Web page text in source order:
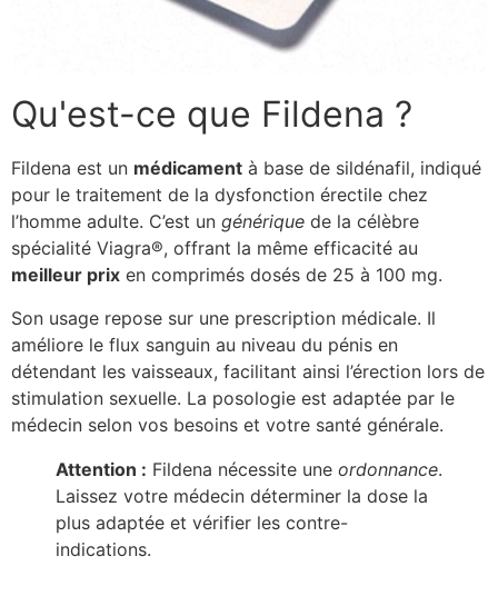
Qu'est-ce que Fildena ?
Fildena est un médicament à base de sildénafil, indiqué
pour le traitement de la dysfonction érectile chez
l’homme adulte. C’est un générique de la célèbre
spécialité Viagra®, offrant la même efficacité au
meilleur prix en comprimés dosés de 25 à 100 mg.
Son usage repose sur une prescription médicale. Il
améliore le flux sanguin au niveau du pénis en
détendant les vaisseaux, facilitant ainsi l’érection lors de
stimulation sexuelle. La posologie est adaptée par le
médecin selon vos besoins et votre santé générale.
Attention : Fildena nécessite une ordonnance.
Laissez votre médecin déterminer la dose la
plus adaptée et vérifier les contre-
indications.